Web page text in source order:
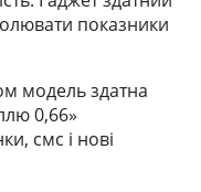
показники
модель здатна
0,66»
смс і нові